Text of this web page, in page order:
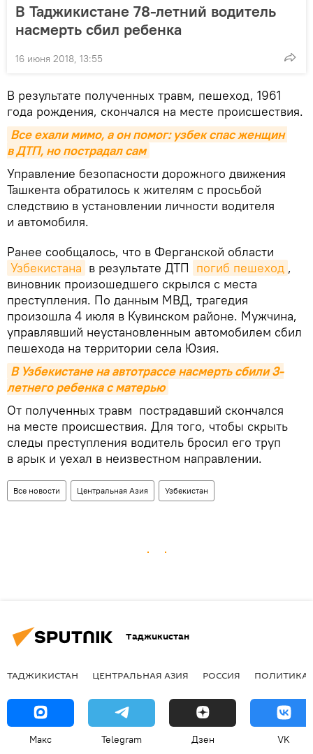
В Таджикистане 78-летний водитель
насмерть сбил ребенка
16 июня 2018, 13:55
В результате полученных травм, пешеход, 1961
года рождения, скончался на месте происшествия.
Все ехали мимо, а он помог: узбек спас женщин
в ДТП, но пострадал сам
Управление безопасности дорожного движения
Ташкента обратилось к жителям с просьбой
следствию в установлении личности водителя
и автомобиля.
Ранее сообщалось, что в Ферганской области
Узбекистана в результате ДТП погиб пешеход ,
виновник произошедшего скрылся с места
преступления. По данным МВД, трагедия
произошла 4 июля в Кувинском районе. Мужчина,
управлявший неустановленным автомобилем сбил
пешехода на территории села Юзия.
В Узбекистане на автотрассе насмерть сбили 3-
летнего ребенка с матерью
От полученных травм пострадавший скончался
на месте происшествия. Для того, чтобы скрыть
следы преступления водитель бросил его труп
в арык и уехал в неизвестном направлении.
Все новости Центральная Азия Узбекистан
Таджикистан
ТАДЖИКИСТАН ЦЕНТРАЛЬНАЯ АЗИЯ РОССИЯ ПОЛИТИКА
Макс Telegram Дзен VK